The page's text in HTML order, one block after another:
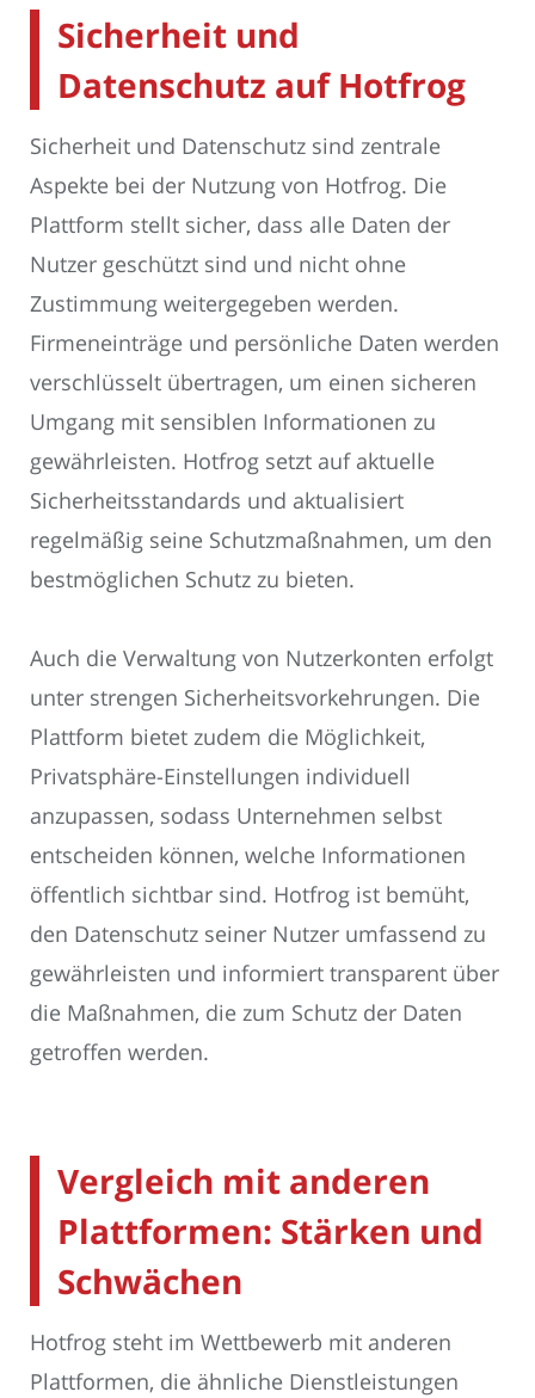
Sicherheit und
Datenschutz auf Hotfrog
Sicherheit und Datenschutz sind zentrale
Aspekte bei der Nutzung von Hotfrog. Die
Plattform stellt sicher, dass alle Daten der
Nutzer geschützt sind und nicht ohne
Zustimmung weitergegeben werden.
Firmeneinträge und persönliche Daten werden
verschlüsselt übertragen, um einen sicheren
Umgang mit sensiblen Informationen zu
gewährleisten. Hotfrog setzt auf aktuelle
Sicherheitsstandards und aktualisiert
regelmäßig seine Schutzmaßnahmen, um den
bestmöglichen Schutz zu bieten.
Auch die Verwaltung von Nutzerkonten erfolgt
unter strengen Sicherheitsvorkehrungen. Die
Plattform bietet zudem die Möglichkeit,
Privatsphäre-Einstellungen individuell
anzupassen, sodass Unternehmen selbst
entscheiden können, welche Informationen
öffentlich sichtbar sind. Hotfrog ist bemüht,
den Datenschutz seiner Nutzer umfassend zu
gewährleisten und informiert transparent über
die Maßnahmen, die zum Schutz der Daten
getroffen werden.
Vergleich mit anderen
Plattformen: Stärken und
Schwächen
Hotfrog steht im Wettbewerb mit anderen
Plattformen, die ähnliche Dienstleistungen